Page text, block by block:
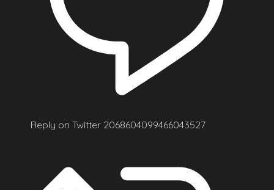
Reply on Twitter 2068604099466043527